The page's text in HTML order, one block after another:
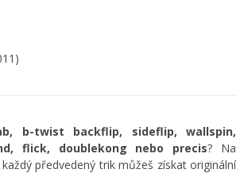
b-twist backflip, sideflip, wallspin,
flick, doublekong nebo precis? Na
předvedený trik můžeš získat originální